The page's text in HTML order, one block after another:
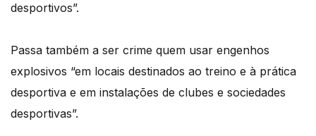
desportivos”.
Passa também a ser crime quem usar engenhos
explosivos “em locais destinados ao treino e à prática
desportiva e em instalações de clubes e sociedades
desportivas”.